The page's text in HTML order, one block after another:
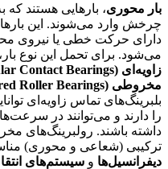
بار محوری، بارهایی هستند
چرخش وارد می‌شوند. این
دارای حرکت خطی یا نیروی
می‌شود. برای تحمل این نوع بار،
زاویه‌ای (Angular Contact Bearings)
مخروطی (Tapered Roller Bearings)
بلبرینگ‌های تماس زاویه‌ای
را دارند و می‌توانند در
داشته باشند. رولبرینگ‌های
ترکیبی (شعاعی و محوری)
دیفرانسیل‌ها و سیستم‌های